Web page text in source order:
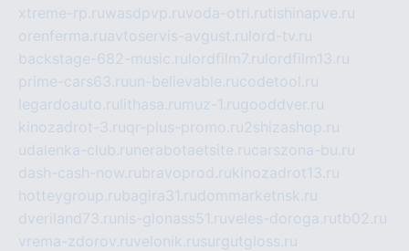
xtreme-rp.ruwasdpvp.ruvoda-otri.rutishinapve.ru
orenferma.ruavtoservis-avgust.ru lord-tv.ru
backstage-682-music.ru lordfilm7.ru lordfilm13.ru
prime-cars63.ruun-believable.rucodetool.ru
legardoauto.ru lithasa.ru muz-1.rugooddver.ru
kinozadrot-3.ruqr-plus-promo.ru2shizashop.ru
udalenka-club.ru nerabotaetsite.rucarszona-bu.ru
dash-cash-now.rubravoprod.rukinozadrot13.ru
hotteygroup.rubagira31.rudommarketnsk.ru
dveriland73.ru nis-glonass51.ruveles-doroga.rutb02.ru
vrema-zdorov.ruvelonik.rusurgutgloss.ru